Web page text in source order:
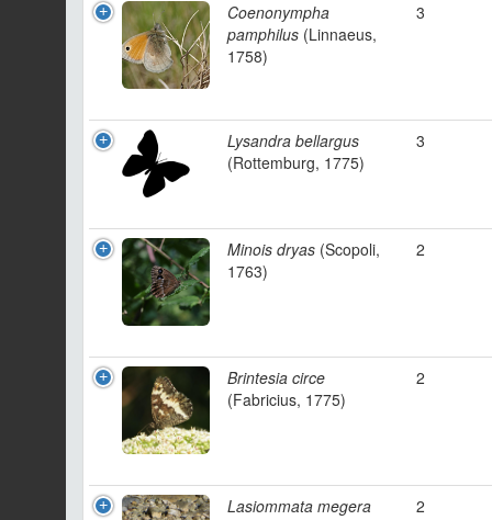
Coenonympha
pamphilus (Linnaeus,
1758)
3
Lysandra bellargus
(Rottemburg, 1775)
3
Minois dryas (Scopoli,
1763)
2
Brintesia circe
(Fabricius, 1775)
2
Lasiommata megera
2